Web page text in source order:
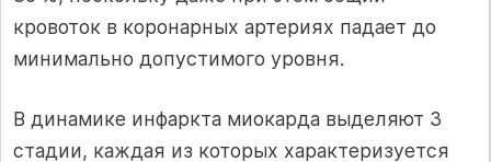
кровоток в коронарных артериях падает до
минимально допустимого уровня.
В динамике инфаркта миокарда выделяют 3
стадии, каждая из которых характеризуется